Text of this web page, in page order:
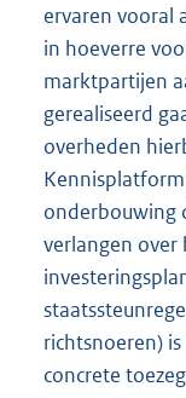
ervaren vooral
in hoeverre
marktpartijen
gerealiseerd
overheden
onderbouwing
verlangen
richtsnoeren)
concrete